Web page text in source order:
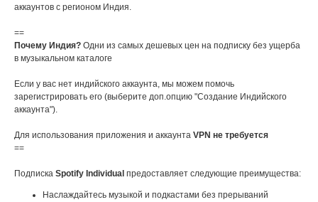
аккаунтов с регионом Индия.
==
Почему Индия? Одни из самых дешевых цен на подписку без ущерба
в музыкальном каталоге
Если у вас нет индийского аккаунта, мы можем помочь
зарегистрировать его (выберите доп.опцию "Создание Индийского
аккаунта").
Для использования приложения и аккаунта VPN не требуется
==
Подписка Spotify Individual предоставляет следующие преимущества:
Наслаждайтесь музыкой и подкастами без прерываний